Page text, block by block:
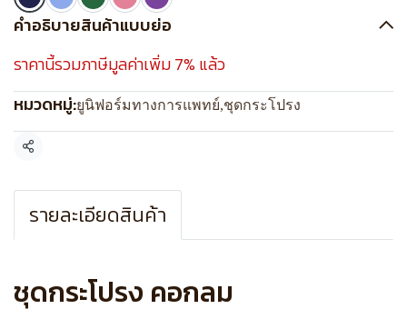
คำอธิบายสินค้าแบบย่อ
ราคานี้รวมภาษีมูลค่าเพิ่ม 7% แล้ว
หมวดหมู่:ยูนิฟอร์มทางการแพทย์,ชุดกระโปรง
แชร์
รายละเอียดสินค้า
ชุดกระโปรง คอกลม